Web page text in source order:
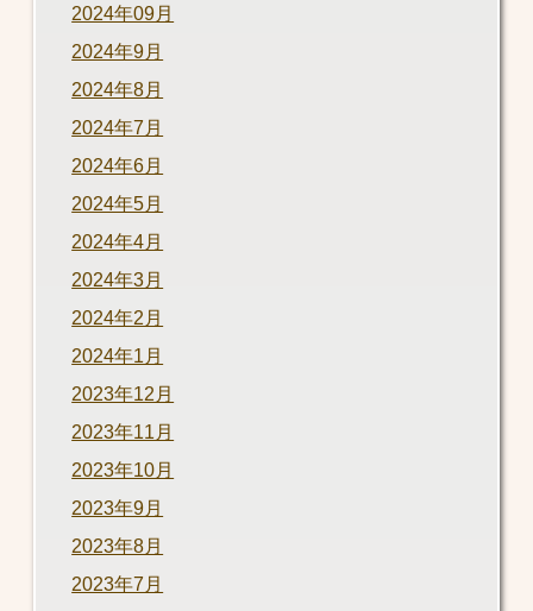
2024年09月
2024年9月
2024年8月
2024年7月
2024年6月
2024年5月
2024年4月
2024年3月
2024年2月
2024年1月
2023年12月
2023年11月
2023年10月
2023年9月
2023年8月
2023年7月